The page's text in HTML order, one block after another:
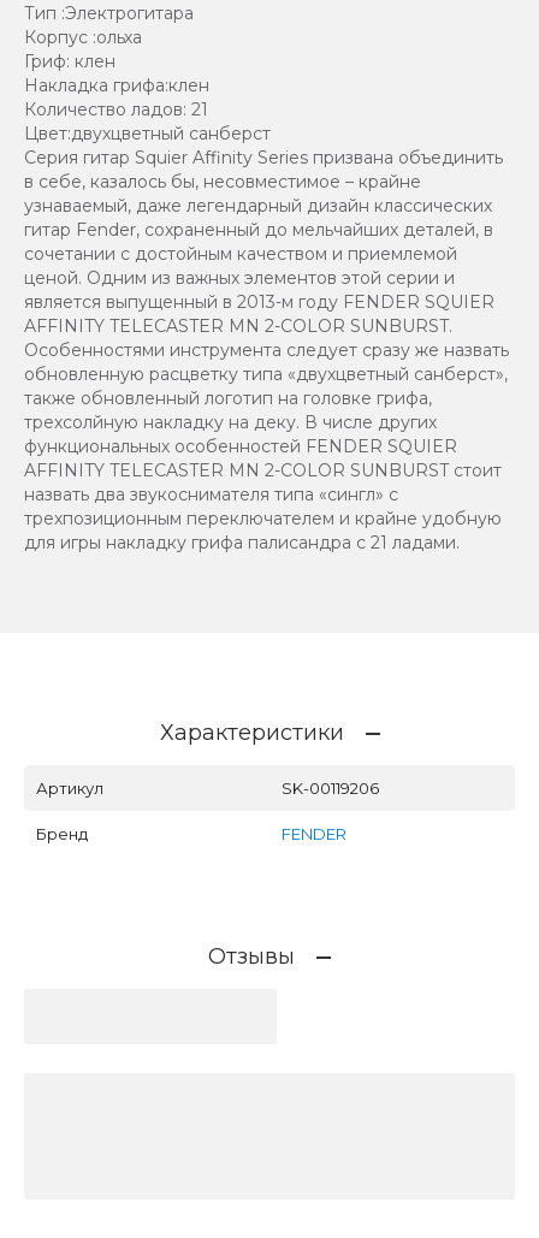
Тип :Электрогитара
Корпус :ольха
Гриф: клен
Накладка грифа:клен
Количество ладов: 21
Цвет:двухцветный санберст
Серия гитар Squier Affinity Series призвана объединить
в себе, казалось бы, несовместимое – крайне
узнаваемый, даже легендарный дизайн классических
гитар Fender, сохраненный до мельчайших деталей, в
сочетании с достойным качеством и приемлемой
ценой. Одним из важных элементов этой серии и
является выпущенный в 2013-м году FENDER SQUIER
AFFINITY TELECASTER MN 2-COLOR SUNBURST.
Особенностями инструмента следует сразу же назвать
обновленную расцветку типа «двухцветный санберст»,
также обновленный логотип на головке грифа,
трехсолйную накладку на деку. В числе других
функциональных особенностей FENDER SQUIER
AFFINITY TELECASTER MN 2-COLOR SUNBURST стоит
назвать два звукоснимателя типа «сингл» с
трехпозиционным переключателем и крайне удобную
для игры накладку грифа палисандра с 21 ладами.
Характеристики
Артикул SK-00119206
Бренд FENDER
Отзывы